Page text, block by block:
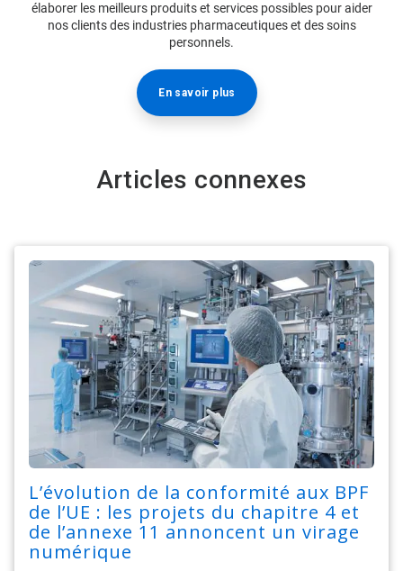
élaborer les meilleurs produits et services possibles pour aider
nos clients des industries pharmaceutiques et des soins
personnels.
En savoir plus
Articles connexes
L’évolution de la conformité aux BPF
de l’UE : les projets du chapitre 4 et
de l’annexe 11 annoncent un virage
numérique